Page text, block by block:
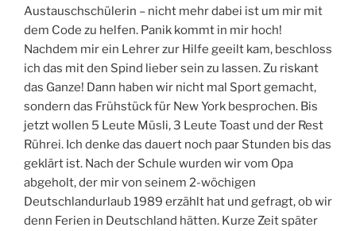
Austauschschülerin – nicht mehr dabei ist um mir mit
dem Code zu helfen. Panik kommt in mir hoch!
Nachdem mir ein Lehrer zur Hilfe geeilt kam, beschloss
ich das mit den Spind lieber sein zu lassen. Zu riskant
das Ganze! Dann haben wir nicht mal Sport gemacht,
sondern das Frühstück für New York besprochen. Bis
jetzt wollen 5 Leute Müsli, 3 Leute Toast und der Rest
Rührei. Ich denke das dauert noch paar Stunden bis das
geklärt ist. Nach der Schule wurden wir vom Opa
abgeholt, der mir von seinem 2-wöchigen
Deutschlandurlaub 1989 erzählt hat und gefragt, ob wir
denn Ferien in Deutschland hätten. Kurze Zeit später